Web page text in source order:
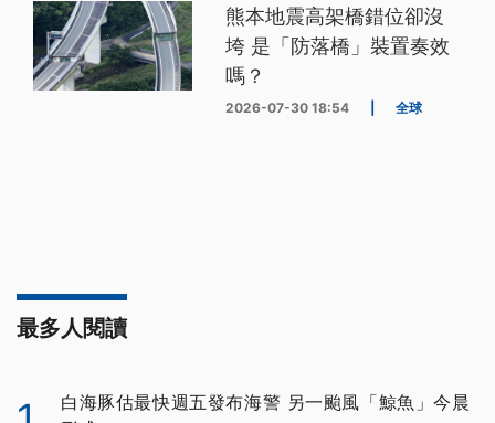
熊本地震高架橋錯位卻沒
垮 是「防落橋」裝置奏效
嗎？
2026-07-30 18:54 全球
最多人閱讀
白海豚估最快週五發布海警 另一颱風「鯨魚」今晨